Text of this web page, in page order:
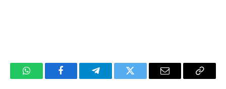
WhatsAppFacebookTelegramTwitter Email
Copy